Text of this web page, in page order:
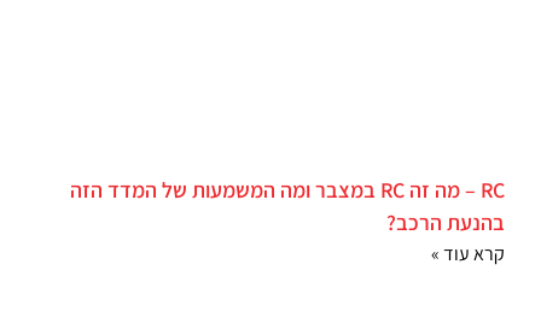
RC – מה זה RC במצבר ומה המשמעות של המדד הזה
בהנעת הרכב?
קרא עוד »